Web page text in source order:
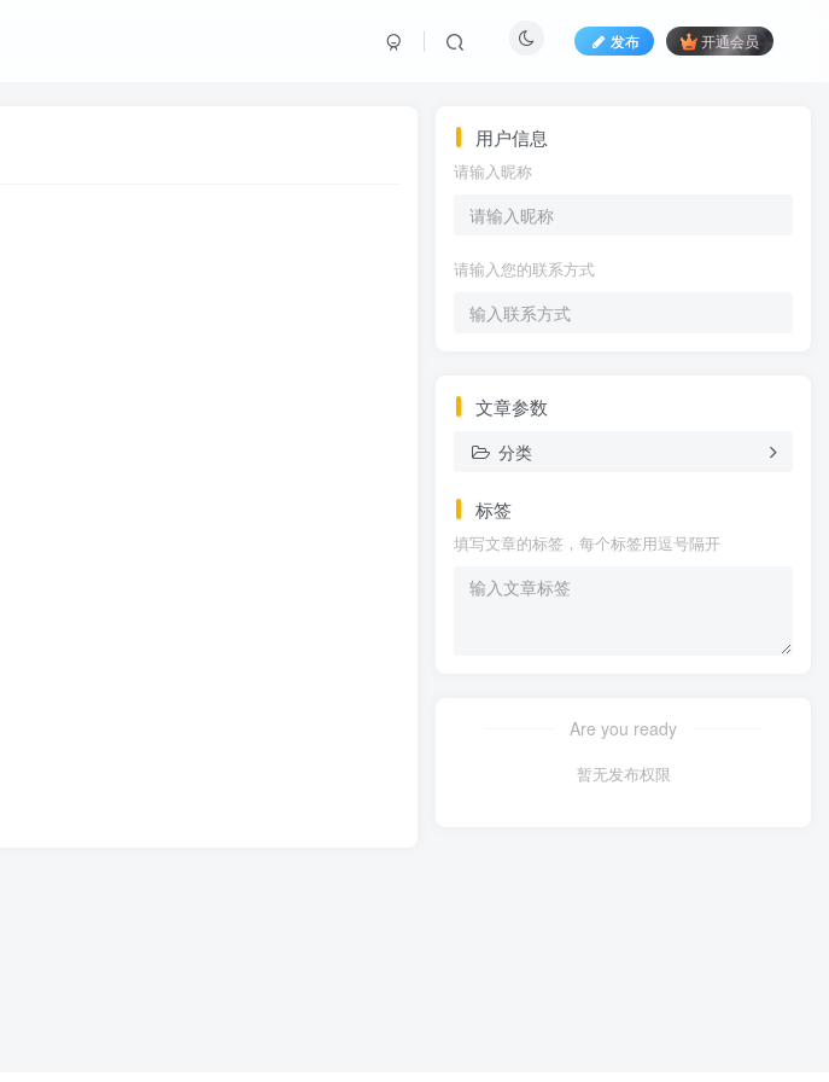
发布 开通会员
用户信息
请输入昵称
请输入您的联系方式
文章参数
分类
标签
填写文章的标签，每个标签用逗号隔开
Are you ready
暂无发布权限